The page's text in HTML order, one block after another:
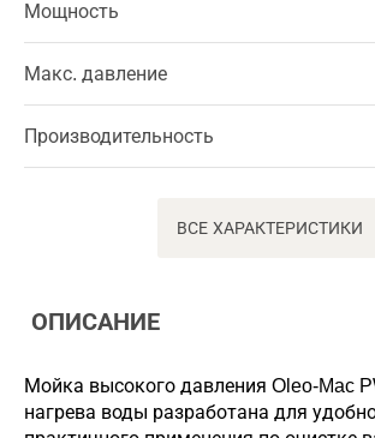
Мощность
Макс. давление
Производительность
ВСЕ ХАРАКТЕРИСТИКИ
ОПИСАНИЕ
Мойка высокого давления Oleo-Mac
нагрева воды разработана для